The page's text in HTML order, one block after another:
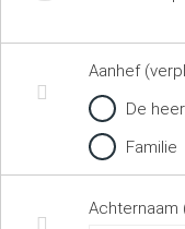
Aanhef
De heer
Familie
Achternaam